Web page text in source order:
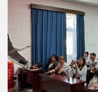
大学、自然资源部第